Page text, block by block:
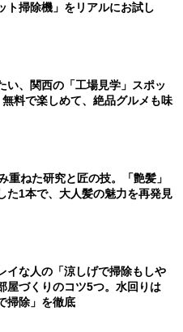
ト掃除機」をリアルにお試し
い、関西の「工場見学」スポッ
無料で楽しめて、絶品グルメも味
重ねた研究と匠の技。「艶髪」
た1本で、大人髪の魅力を再発見
イな人の「涼しげで掃除もしや
屋づくりのコツ5つ。水回りは
掃除」を徹底